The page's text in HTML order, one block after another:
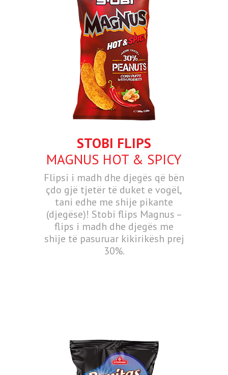
STOBI FLIPS
MAGNUS HOT & SPICY
Flipsi i madh dhe djegës që bën
çdo gjë tjetër të duket e vogël,
tani edhe me shije pikante
(djegëse)! Stobi flips Magnus –
flips i madh dhe djegës me
shije të pasuruar kikirikësh prej
30%.